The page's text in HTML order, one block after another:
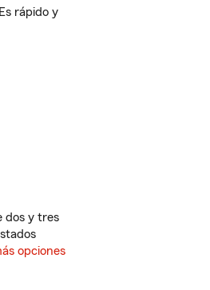
rápido y
dos y tres
opciones